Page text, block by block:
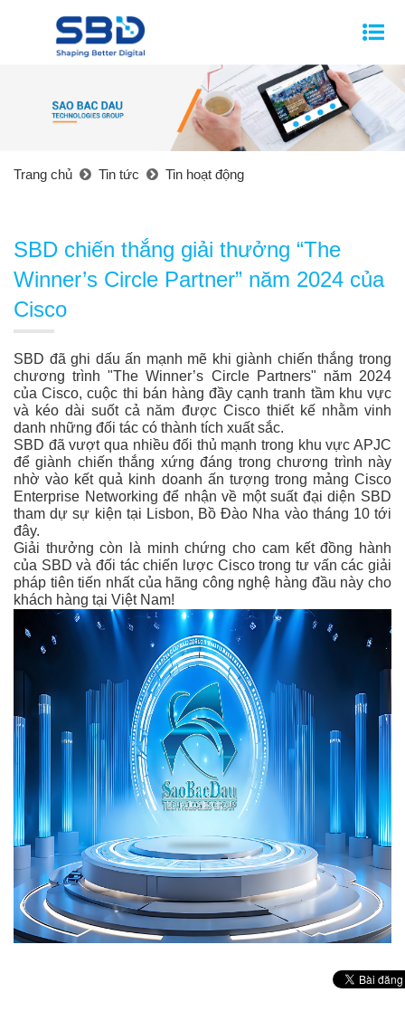
Trang chủ Tin tức Tin hoạt động
SBD chiến thắng giải thưởng “The
Winner’s Circle Partner” năm 2024 của
Cisco
SBD đã ghi dấu ấn mạnh mẽ khi giành chiến thắng trong
chương trình "The Winner’s Circle Partners" năm 2024
của Cisco, cuộc thi bán hàng đầy cạnh tranh tầm khu vực
và kéo dài suốt cả năm được Cisco thiết kế nhằm vinh
danh những đối tác có thành tích xuất sắc.
SBD đã vượt qua nhiều đối thủ mạnh trong khu vực APJC
để giành chiến thắng xứng đáng trong chương trình này
nhờ vào kết quả kinh doanh ấn tượng trong mảng Cisco
Enterprise Networking để nhận về một suất đại diện SBD
tham dự sự kiện tại Lisbon, Bồ Đào Nha vào tháng 10 tới
đây.
Giải thưởng còn là minh chứng cho cam kết đồng hành
của SBD và đối tác chiến lược Cisco trong tư vấn các giải
pháp tiên tiến nhất của hãng công nghệ hàng đầu này cho
khách hàng tại Việt Nam!